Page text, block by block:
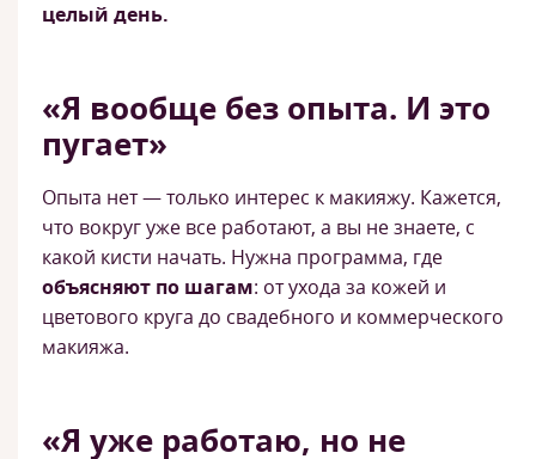
целый день.
«Я вообще без опыта. И это
пугает»
Опыта нет — только интерес к макияжу. Кажется,
что вокруг уже все работают, а вы не знаете, с
какой кисти начать. Нужна программа, где
объясняют по шагам: от ухода за кожей и
цветового круга до свадебного и коммерческого
макияжа.
«Я уже работаю, но не